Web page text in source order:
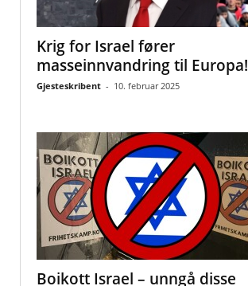
Krig for Israel fører
masseinnvandring til Europa!
Gjesteskribent - 10. februar 2025
Boikott Israel – unngå disse